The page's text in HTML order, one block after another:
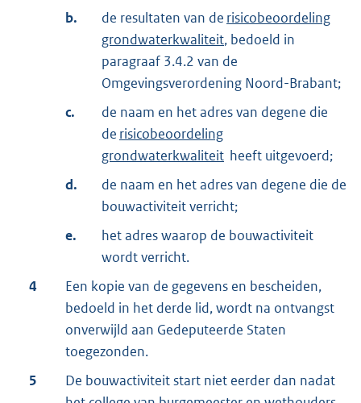
b. de resultaten van de risicobeoordeling
grondwaterkwaliteit, bedoeld in
paragraaf 3.4.2 van de
Omgevingsverordening Noord-Brabant;
c.
de naam en het adres van degene die
de risicobeoordeling
grondwaterkwaliteit heeft uitgevoerd;
d.
de naam en het adres van degene die de
bouwactiviteit verricht;
e.
het adres waarop de bouwactiviteit
wordt verricht.
4
Een kopie van de gegevens en bescheiden,
bedoeld in het derde lid, wordt na ontvangst
onverwijld aan Gedeputeerde Staten
toegezonden.
5
De bouwactiviteit start niet eerder dan nadat